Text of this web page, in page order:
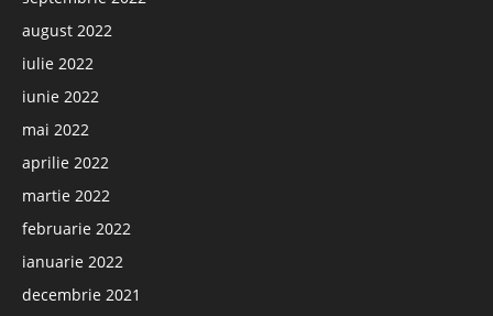
august 2022
iulie 2022
iunie 2022
mai 2022
aprilie 2022
martie 2022
februarie 2022
ianuarie 2022
decembrie 2021